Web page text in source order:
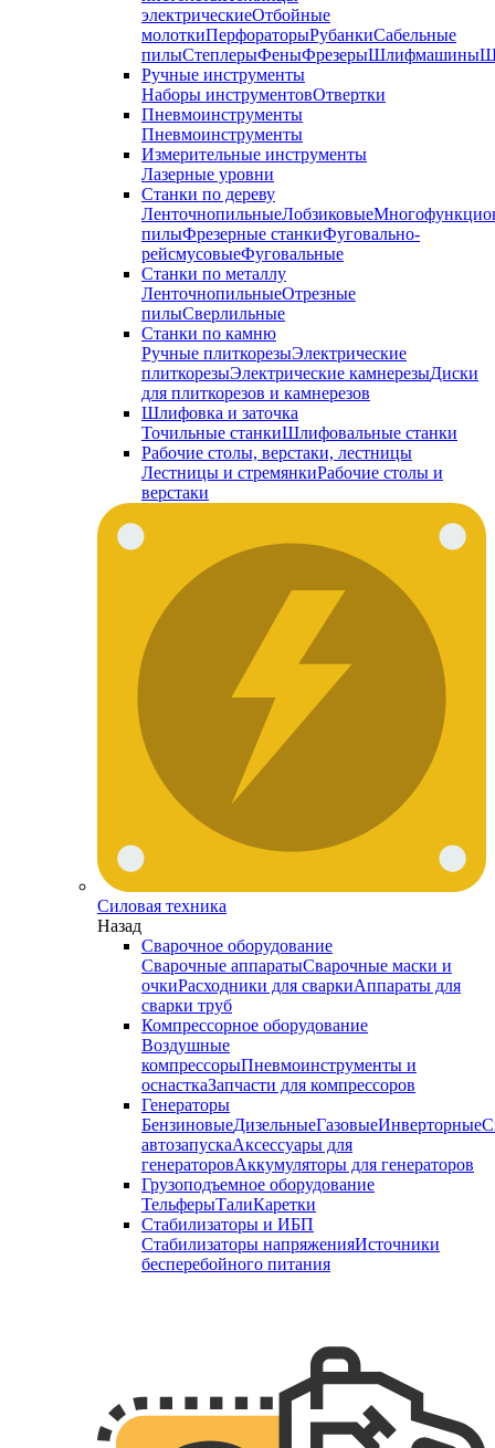
электрическиеОтбойные
молоткиПерфораторыРубанкиСабельные
пилыСтеплерыФеныФрезерыШлифмашины
Ручные инструменты
Наборы инструментовОтвертки
Пневмоинструменты
Пневмоинструменты
Измерительные инструменты
Лазерные уровни
Станки по дереву
ЛенточнопильныеЛобзиковые
пилыФрезерные станкиФуговально-
рейсмусовыеФуговальные
Станки по металлу
ЛенточнопильныеОтрезные
пилыСверлильные
Станки по камню
Ручные плиткорезыЭлектрические
плиткорезыЭлектрические камнерезыДиски
для плиткорезов и камнерезов
Шлифовка и заточка
Точильные станкиШлифовальные станки
Рабочие столы, верстаки, лестницы
Лестницы и стремянкиРабочие столы и
верстаки
Силовая техника
Назад
Сварочное оборудование
Сварочные аппаратыСварочные маски и
очкиРасходники для сваркиАппараты для
сварки труб
Компрессорное оборудование
Воздушные
компрессорыПневмоинструменты и
оснасткаЗапчасти для компрессоров
Генераторы
БензиновыеДизельныеГазовыеИнверторные
автозапускаАксессуары для
генераторовАккумуляторы для генераторов
Грузоподъемное оборудование
ТельферыТалиКаретки
Стабилизаторы и ИБП
Стабилизаторы напряженияИсточники
бесперебойного питания